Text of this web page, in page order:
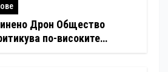
Дрон Общество
по-високите